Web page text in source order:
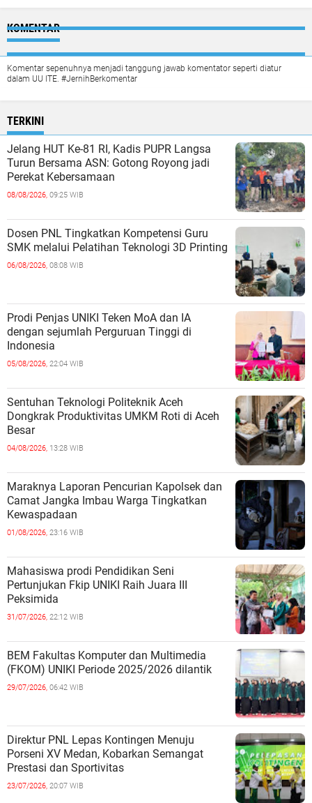
KOMENTAR
Komentar sepenuhnya menjadi tanggung jawab komentator seperti diatur
dalam UU ITE. #JernihBerkomentar
TERKINI
Jelang HUT Ke-81 RI, Kadis PUPR Langsa
Turun Bersama ASN: Gotong Royong jadi
Perekat Kebersamaan
08/08/2026, 09:25 WIB
Dosen PNL Tingkatkan Kompetensi Guru
SMK melalui Pelatihan Teknologi 3D Printing
06/08/2026, 08:08 WIB
Prodi Penjas UNIKI Teken MoA dan IA
dengan sejumlah Perguruan Tinggi di
Indonesia
05/08/2026, 22:04 WIB
Sentuhan Teknologi Politeknik Aceh
Dongkrak Produktivitas UMKM Roti di Aceh
Besar
04/08/2026, 13:28 WIB
Maraknya Laporan Pencurian Kapolsek dan
Camat Jangka Imbau Warga Tingkatkan
Kewaspadaan
01/08/2026, 23:16 WIB
Mahasiswa prodi Pendidikan Seni
Pertunjukan Fkip UNIKI Raih Juara III
Peksimida
31/07/2026, 22:12 WIB
BEM Fakultas Komputer dan Multimedia
(FKOM) UNIKI Periode 2025/2026 dilantik
29/07/2026, 06:42 WIB
Direktur PNL Lepas Kontingen Menuju
Porseni XV Medan, Kobarkan Semangat
Prestasi dan Sportivitas
23/07/2026, 20:07 WIB